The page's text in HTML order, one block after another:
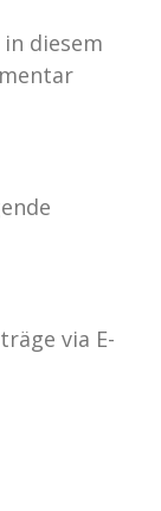
diesem
via E-